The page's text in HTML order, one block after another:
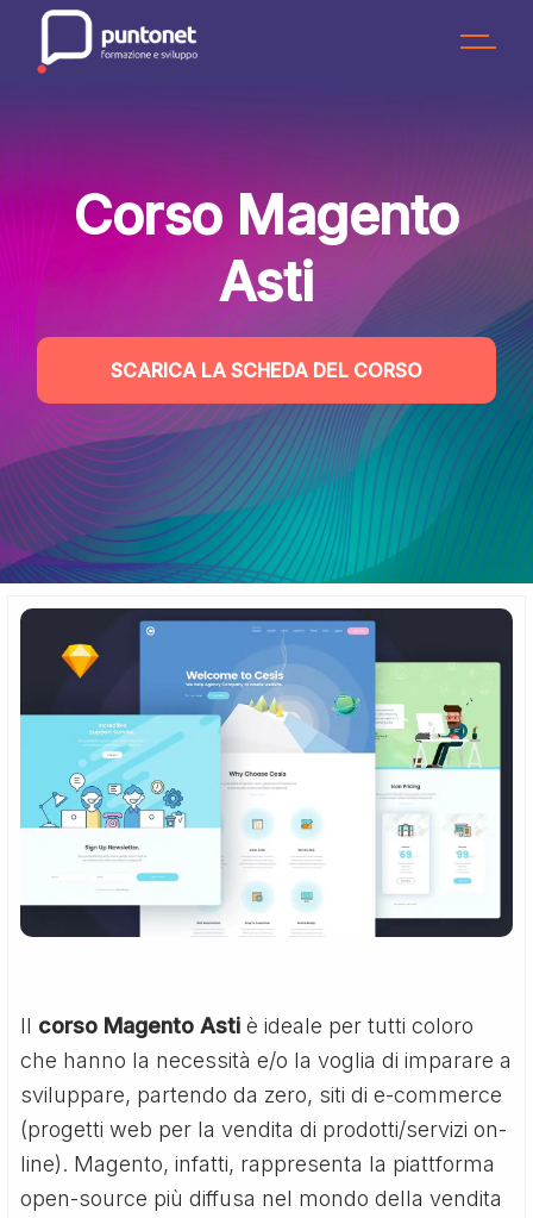
content
Corso Magento
Asti
SCARICA LA SCHEDA DEL CORSO
Il corso Magento Asti è ideale per tutti coloro
che hanno la necessità e/o la voglia di imparare a
sviluppare, partendo da zero, siti di e-commerce
(progetti web per la vendita di prodotti/servizi on-
line). Magento, infatti, rappresenta la piattforma
open-source più diffusa nel mondo della vendita